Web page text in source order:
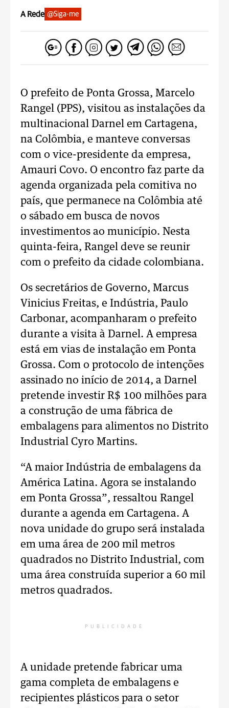
A Rede @Siga-me
O prefeito de Ponta Grossa, Marcelo
Rangel (PPS), visitou as instalações da
multinacional Darnel em Cartagena,
na Colômbia, e manteve conversas
com o vice-presidente da empresa,
Amauri Covo. O encontro faz parte da
agenda organizada pela comitiva no
país, que permanece na Colômbia até
o sábado em busca de novos
investimentos ao município. Nesta
quinta-feira, Rangel deve se reunir
com o prefeito da cidade colombiana.
Os secretários de Governo, Marcus
Vinicius Freitas, e Indústria, Paulo
Carbonar, acompanharam o prefeito
durante a visita à Darnel. A empresa
está em vias de instalação em Ponta
Grossa. Com o protocolo de intenções
assinado no início de 2014, a Darnel
pretende investir R$ 100 milhões para
a construção de uma fábrica de
embalagens para alimentos no Distrito
Industrial Cyro Martins.
“A maior Indústria de embalagens da
América Latina. Agora se instalando
em Ponta Grossa”, ressaltou Rangel
durante a agenda em Cartagena. A
nova unidade do grupo será instalada
em uma área de 200 mil metros
quadrados no Distrito Industrial, com
uma área construída superior a 60 mil
metros quadrados.
PUBLICIDADE
A unidade pretende fabricar uma
gama completa de embalagens e
recipientes plásticos para o setor